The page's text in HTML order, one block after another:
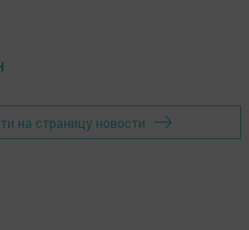
на страницу новости